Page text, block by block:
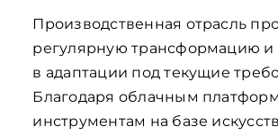
Производственная отрасль
регулярную трансформацию и
в адаптации под текущие
Благодаря облачным
инструментам на базе